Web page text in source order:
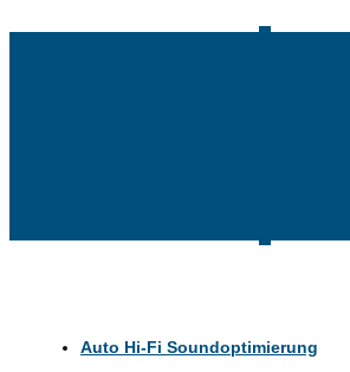
Auto Hi-Fi Soundoptimierung